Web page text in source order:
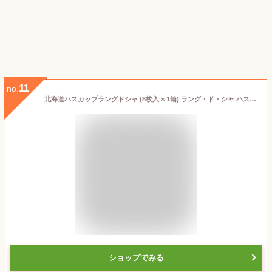
no. 11
北海道ハスカップラングドシャ (8枚入 × 1箱) ラング・ド・シャ ハスカップ チョコ 北海道 土産 お菓子 ギフト プレゼント 母の日 遅れ
ショップでみる